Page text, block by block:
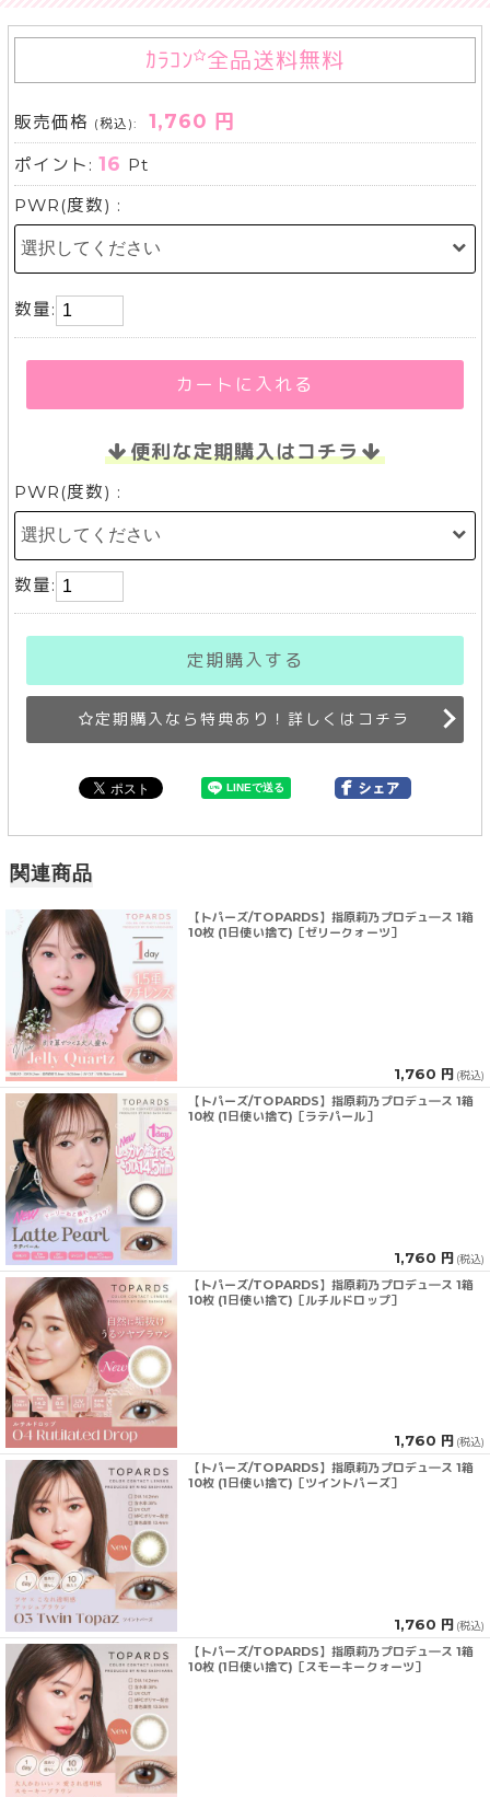
ｶﾗｺﾝ 全品送料無料
販売価格 (税込): 1,760 円
ポイント:16 Pt
PWR(度数) :
数量:
カートに入れる
便利な定期購入はコチラ
PWR(度数) :
数量:
定期購入する
定期購入なら特典あり！詳しくはコチラ
関連商品
【トパーズ/TOPARDS】指原莉乃プロデュ―ス 1箱
10枚 (1日使い捨て)［ゼリークォーツ］
1,760 円 (税込)
【トパーズ/TOPARDS】指原莉乃プロデュ―ス 1箱
10枚 (1日使い捨て)［ラテパール］
1,760 円 (税込)
【トパーズ/TOPARDS】指原莉乃プロデュ―ス 1箱
10枚 (1日使い捨て)［ルチルドロップ］
1,760 円 (税込)
【トパーズ/TOPARDS】指原莉乃プロデュ―ス 1箱
10枚 (1日使い捨て)［ツイントパーズ］
1,760 円 (税込)
【トパーズ/TOPARDS】指原莉乃プロデュ―ス 1箱
10枚 (1日使い捨て)［スモーキークォーツ］